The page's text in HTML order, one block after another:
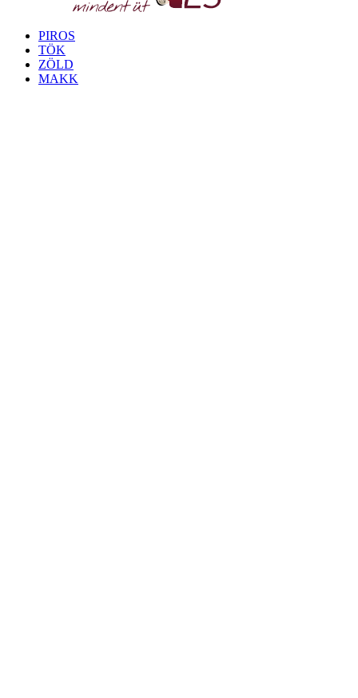
PIROS
TÖK
ZÖLD
MAKK